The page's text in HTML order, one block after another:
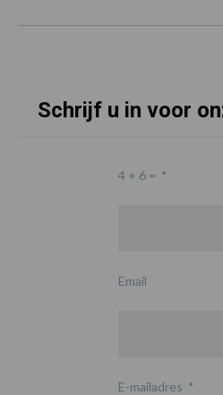
Schrijf u in voor
4 + 6 = *
Email
E-mailadres *